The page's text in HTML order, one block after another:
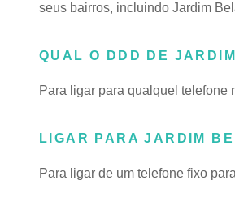
seus bairros, incluindo Jardim
QUAL O DDD DE
Para ligar para qualquel telefone
LIGAR PARA JARDIM
Para ligar de um telefone fixo